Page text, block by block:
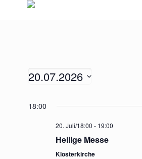
20.07.2026
wählen.
18:00
20. Juli/18:00 - 19:00
Heilige Messe
Klosterkirche